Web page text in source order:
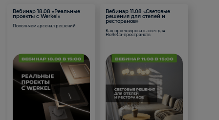
Вебинар 18.08 «Реальные
проекты с Werkel»
Пополняем арсенал решений
Вебинар 11.08 «Световые
решения для отелей и
ресторанов»
Как проектировать свет для
HoReCa-пространств